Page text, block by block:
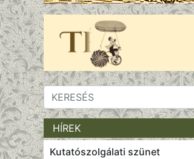
HÍREK
Kutatószolgálati szünet